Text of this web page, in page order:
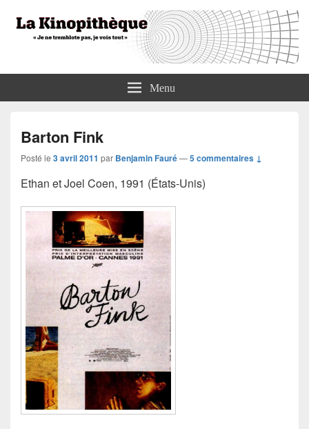
La KinopithèqueMenu
Barton Fink
Posté le 3 avril 2011 par Benjamin Fauré—5 commentaires ↓
Ethan et Joel Coen, 1991 (États-Unis)